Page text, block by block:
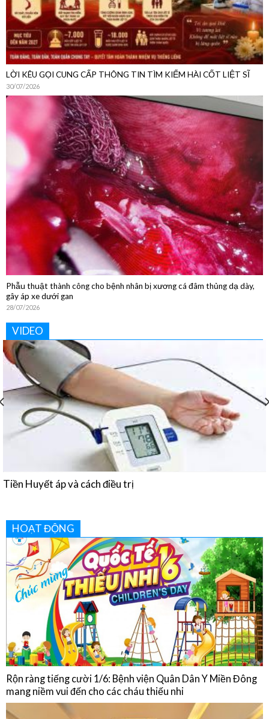
LỜI KÊU GỌI CUNG CẤP THÔNG TIN TÌM KIẾM HÀI CỐT LIỆT SĨ
30/07/2026
Phẫu thuật thành công cho bệnh nhân bị xương cá đâm thủng dạ dày,
gây áp xe dưới gan
28/07/2026
VIDEO
Chế độ ăn của người bệnh Đái tháo đường
HOẠT ĐỘNG